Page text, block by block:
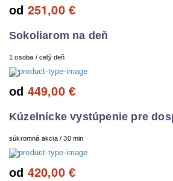
od 251,00€
Sokoliarom na deň
1 osoba / celý deň
od 449,00€
Kúzelnícke vystúpenie pre
súkromná akcia / 30 min
od 420,00€